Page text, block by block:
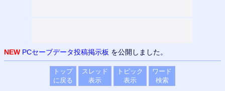
NEW PCセーブデータ投稿掲示板 を公開しました。
トップ
に戻る
スレッド
表示
トピック
表示
ワード
検索